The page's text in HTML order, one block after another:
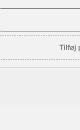
en Modal til at logge
Tilføj